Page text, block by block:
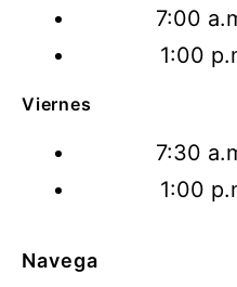
7:00
1:00
Viernes
7:30
1:00
Navega